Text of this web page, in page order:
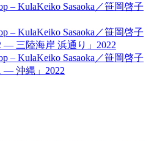
– KulaKeiko Sasaoka／笹岡啓子
– KulaKeiko Sasaoka／笹岡啓子
— 三陸海岸 浜通り」 2022
– KulaKeiko Sasaoka／笹岡啓子
— 沖縄」 2022